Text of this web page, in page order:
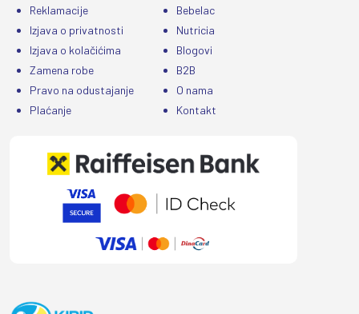
Reklamacije
Izjava o privatnosti
Izjava o kolačićima
Zamena robe
Pravo na odustajanje
Plaćanje
Bebelac
Nutricia
Blogovi
B2B
O nama
Kontakt